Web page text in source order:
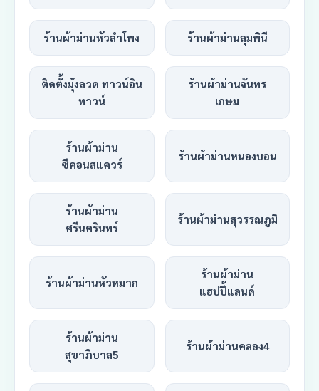
ร้านผ้าม่านหัวลำโพง ร้านผ้าม่านลุมพินี
ติดตั้งมุ้งลวด ทาวน์อิน
ทาวน์
ร้านผ้าม่านจันทร
เกษม
ร้านผ้าม่าน
ซีคอนสแควร์
ร้านผ้าม่านหนองบอน
ร้านผ้าม่าน
ศรีนครินทร์
ร้านผ้าม่านสุวรรณภูมิ
ร้านผ้าม่านหัวหมาก
ร้านผ้าม่าน
แฮปปี้แลนด์
ร้านผ้าม่าน
สุขาภิบาล5
ร้านผ้าม่านคลอง4